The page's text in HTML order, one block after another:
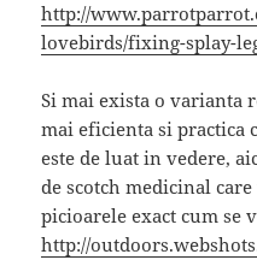
http://
lovebirds/fixing-splay-
Si mai exista o varianta
mai eficienta si practica
este de luat in vedere,
de scotch medicinal
picioarele exact cum se
http://